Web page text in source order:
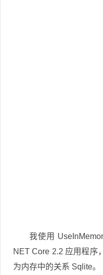
我使用
NET Core 2.2 应用程序
为内存中的关系 Sqlite。